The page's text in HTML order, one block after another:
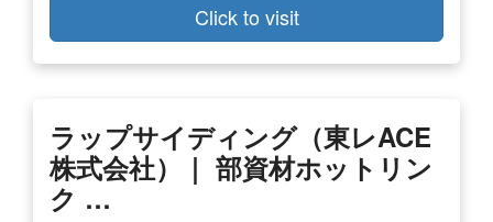
Click to visit
ラップサイディング（東レACE
株式会社）｜ 部資材ホットリン
ク …